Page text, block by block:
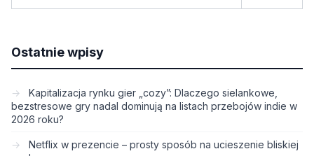
Ostatnie wpisy
Kapitalizacja rynku gier „cozy”: Dlaczego sielankowe,
bezstresowe gry nadal dominują na listach przebojów indie w
2026 roku?
Netflix w prezencie – prosty sposób na ucieszenie bliskiej